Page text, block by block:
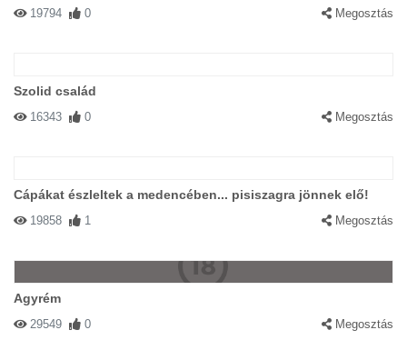
19794 0 Megosztás
Szolid család
16343 0 Megosztás
Cápákat észleltek a medencében... pisiszagra jönnek elő!
19858 1 Megosztás
Agyrém
29549 0 Megosztás